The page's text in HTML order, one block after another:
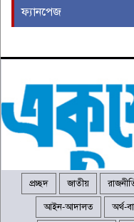
৬
৭
ফ্যানপেজ
প্রচ্ছদ জাতীয়
আইন-আদালত অর্থ-